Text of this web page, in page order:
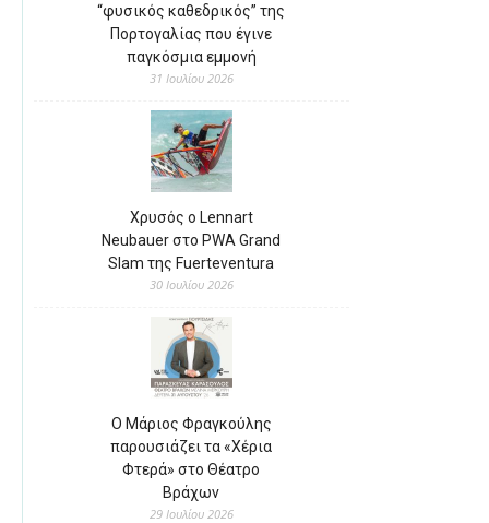
“φυσικός καθεδρικός” της
Πορτογαλίας που έγινε
παγκόσμια εμμονή
31 Ιουλίου 2026
Χρυσός ο Lennart
Neubauer στο PWA Grand
Slam της Fuerteventura
30 Ιουλίου 2026
Ο Μάριος Φραγκούλης
παρουσιάζει τα «Χέρια
Φτερά» στο Θέατρο
Βράχων
29 Ιουλίου 2026